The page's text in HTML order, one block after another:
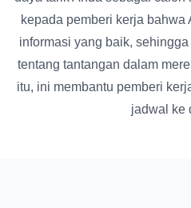
kepada pemberi kerja bahwa
informasi yang baik,
tentang tantangan dalam
itu, ini membantu pemberi
jadwal ke